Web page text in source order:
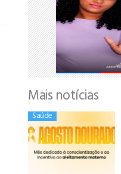
Mais notícias
Saúde